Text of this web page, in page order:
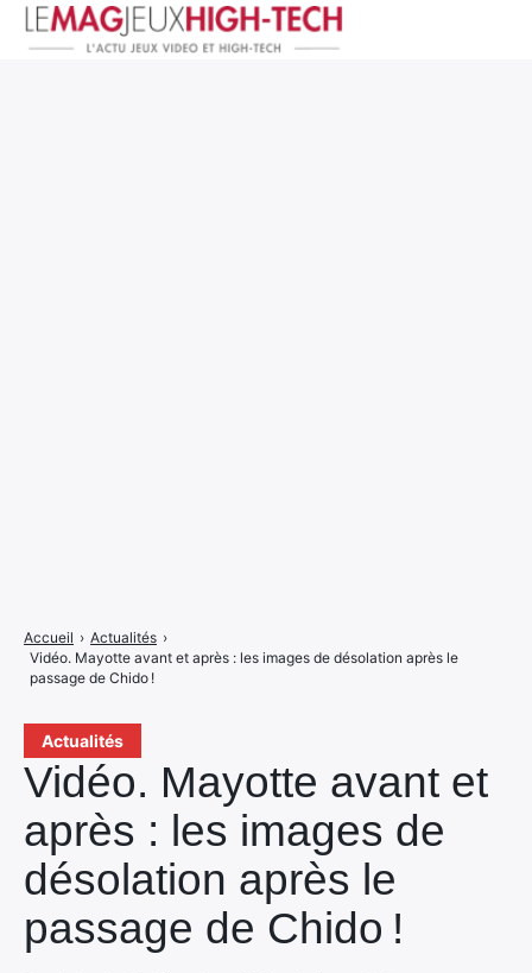
Actualités
Vidéo. Mayotte avant et
après : les images de
désolation après le
passage de Chido !
Accueil › Actualités ›
Vidéo. Mayotte avant et après : les images de désolation après le
passage de Chido !